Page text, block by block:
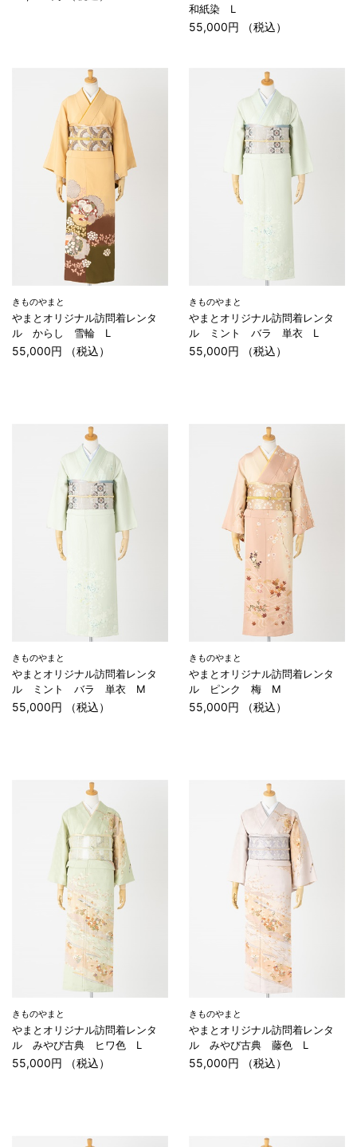
和紙染 L
55,000円 （税込）
きものやまと
やまとオリジナル訪問着レンタ
ル からし 雪輪 L
55,000円 （税込）
きものやまと
やまとオリジナル訪問着レンタ
ル ミント バラ 単衣 L
55,000円 （税込）
きものやまと
やまとオリジナル訪問着レンタ
ル ミント バラ 単衣 M
55,000円 （税込）
きものやまと
やまとオリジナル訪問着レンタ
ル ピンク 梅 M
55,000円 （税込）
きものやまと
やまとオリジナル訪問着レンタ
ル みやび古典 ヒワ色 L
55,000円 （税込）
きものやまと
やまとオリジナル訪問着レンタ
ル みやび古典 藤色 L
55,000円 （税込）